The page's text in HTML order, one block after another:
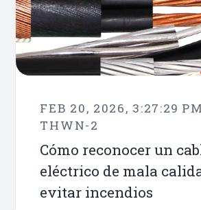
FEB 20, 2026, 3:27:29
THWN-2
Cómo reconocer un
eléctrico de mala
evitar incendios